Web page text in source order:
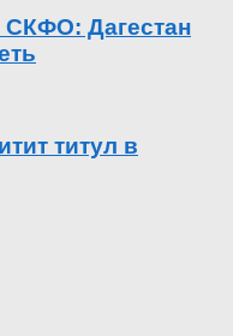
Дагестан
титул в